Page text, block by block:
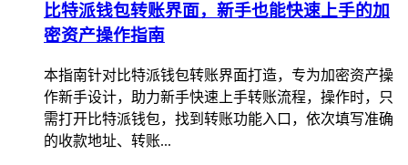
比特派钱包转账界面，新手也能快速上手的加
密资产操作指南
本指南针对比特派钱包转账界面打造，专为加密资产操
作新手设计，助力新手快速上手转账流程，操作时，只
需打开比特派钱包，找到转账功能入口，依次填写准确
的收款地址、转账...